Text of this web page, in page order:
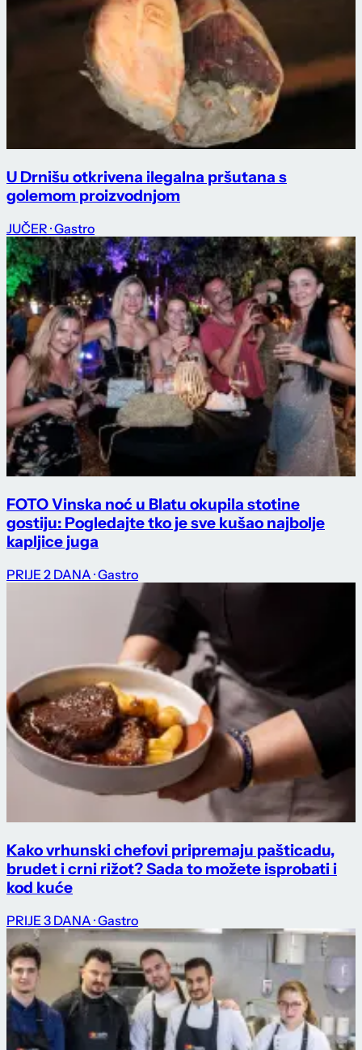
U Drnišu otkrivena ilegalna pršutana s
golemom proizvodnjom
JUČER · Gastro
FOTO Vinska noć u Blatu okupila stotine
gostiju: Pogledajte tko je sve kušao najbolje
kapljice juga
PRIJE 2 DANA · Gastro
Kako vrhunski chefovi pripremaju pašticadu,
brudet i crni rižot? Sada to možete isprobati i
kod kuće
PRIJE 3 DANA · Gastro